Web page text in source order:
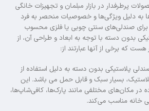
پرطرفدار در بازار مبلمان و تجهیزات خانگی
به دلیل ویژگی‌ها و خصوصیات منحصر به فرد
برای صندلی‌های سنتی چوبی یا فلزی محسوب
بدون دسته با توجه به ابعاد و طراحی آن، از
هست که برخی از آنها عبارتند از:
پلاستیکی بدون دسته به دلیل استفاده از
بسیار سبک و قابل حمل می باشد. این
در مکان‌های مختلفی مانند پارک‌ها، کافی‌شاپ‌ها،
خانه مناسب می‌کند.